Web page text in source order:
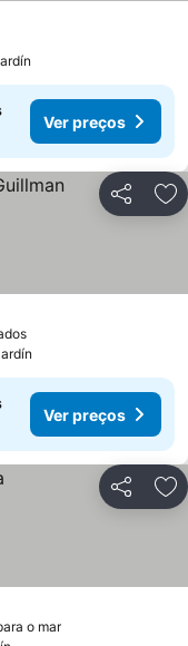
Ver preços
Partilhar
Ver preços
Partilhar
o mar